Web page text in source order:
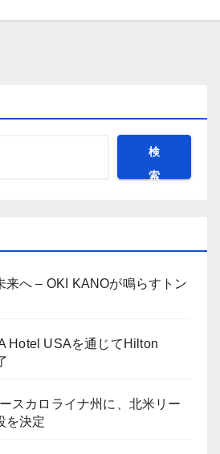
検
索
来へ – OKI KANOが鳴らすトン
Hotel USAを通じてHilton
スカロライナ州に、北米リー
を決定